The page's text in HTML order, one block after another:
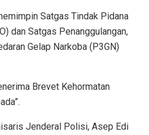
Satgas Tindak Pidana
dan Satgas Penanggulangan,
Gelap Narkoba (P3GN)
Brevet Kehormatan
Jenderal Polisi, Asep Edi